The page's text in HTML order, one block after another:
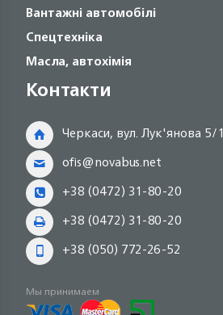
Вантажні автомобілі
Спецтехніка
Масла, автохімія
Контакти
Черкаси, вул. Лук'янова 5/1
ofis@novabus.net
+38 (0472) 31-80-20
+38 (0472) 31-80-20
+38 (050) 772-26-52
Мы принимаем